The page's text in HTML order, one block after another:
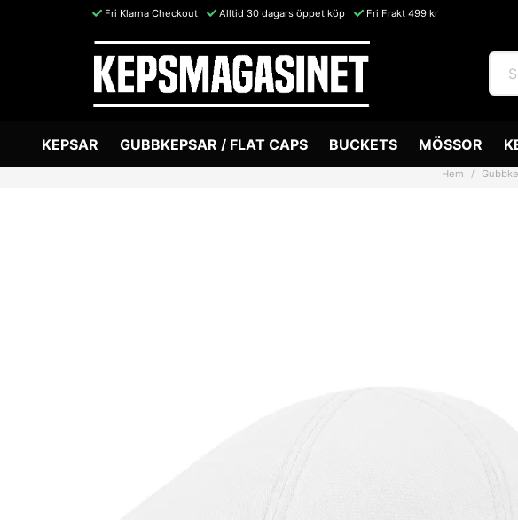
Fri Klarna Checkout Alltid 30 dagars öppet köp Fri Frakt 499 kr
KEPSAR GUBBKEPSAR / FLAT CAPS BUCKETS MÖSSOR
Hem